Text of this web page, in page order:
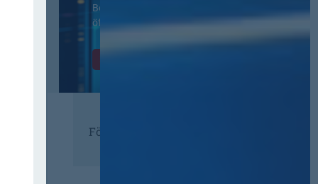
Beschaffung in der
öffentlichen Verwaltung
Förderer